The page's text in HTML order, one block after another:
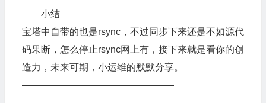
小结
宝塔中自带的也是rsync，不过同步下来还是不如源代
码果断，怎么停止rsync网上有，接下来就是看你的创
造力，未来可期，小运维的默默分享。
————————————————